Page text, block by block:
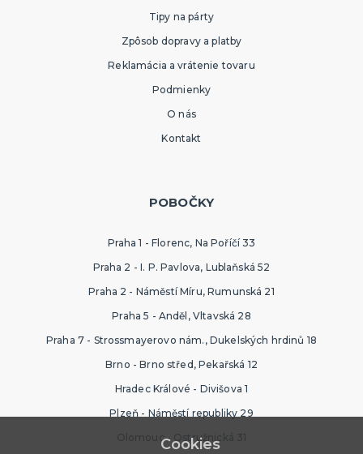
Tipy na párty
Zpôsob dopravy a platby
Reklamácia a vrátenie tovaru
Podmienky
O nás
Kontakt
POBOČKY
Praha 1 - Florenc, Na Poříčí 33
Praha 2 - I. P. Pavlova, Lublaňská 52
Praha 2 - Náměstí Míru, Rumunská 21
Praha 5 - Anděl, Vltavská 28
Praha 7 - Strossmayerovo nám., Dukelských hrdinů 18
Brno - Brno střed, Pekařská 12
Hradec Králové - Divišova 1
Plzeň - Náměstí republiky 29
Olomouc - Ostružnická 31
Cookies